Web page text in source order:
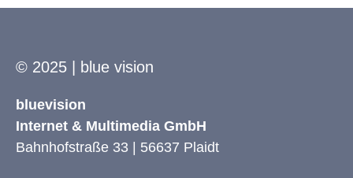
© 2025 | blue vision
bluevision
Internet & Multimedia GmbH
Bahnhofstraße 33 | 56637 Plaidt